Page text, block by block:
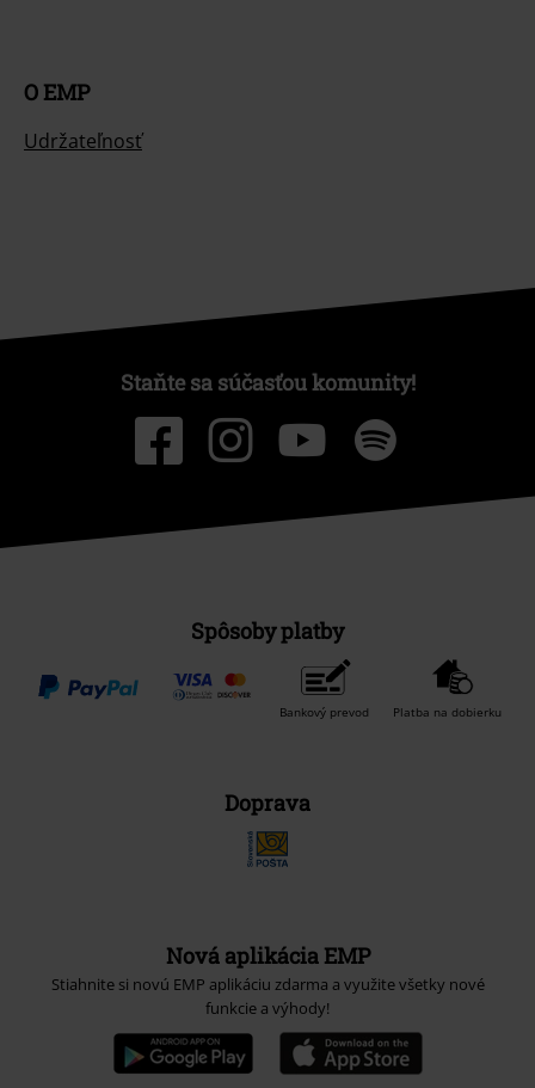
O EMP
Udržateľnosť
Staňte sa súčasťou komunity!
Spôsoby platby
Bankový prevod Platba na dobierku
Doprava
Nová aplikácia EMP
Stiahnite si novú EMP aplikáciu zdarma a využite všetky nové
funkcie a výhody!